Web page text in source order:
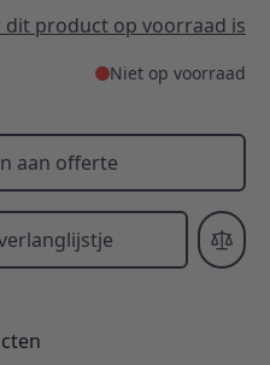
product op voorraad is
Niet op voorraad
aan offerte